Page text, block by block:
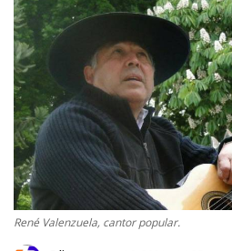
Deporte
Política
Espectáculos
René Valenzuela, cantor popular.